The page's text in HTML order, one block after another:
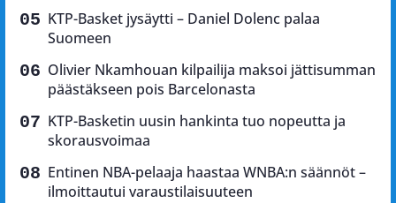
KTP-Basket jysäytti – Daniel Dolenc palaa
Suomeen
Olivier Nkamhouan kilpailija maksoi jättisumman
päästäkseen pois Barcelonasta
KTP-Basketin uusin hankinta tuo nopeutta ja
skorausvoimaa
Entinen NBA-pelaaja haastaa WNBA:n säännöt –
ilmoittautui varaustilaisuuteen